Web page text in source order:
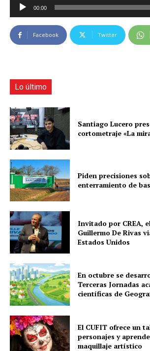
p
r
t
o
r
d
e
u
d
i
o
00:00
Facebook Twitter
Lo último
Santiago Lucero
cortometraje «La
Piden precisiones
enterramiento de
Invitado por CREA,
Guillermo De Rivas
Estados Unidos
En octubre se
Terceras Jornadas
científicas de
El CUFIT ofrece un
personajes y
maquillaje artístico